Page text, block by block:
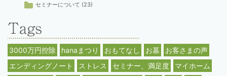
セミナーについて (23)
3000万円控除 hanaまつり おもてなし お墓
お客さまの声
エンディングノート
ストレス セミナー、満足度
マイホーム